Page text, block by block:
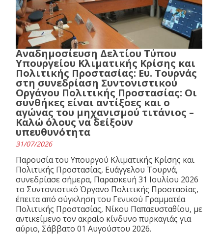
Αναδημοσίευση Δελτίου Τύπου
Υπουργείου Κλιματικής Κρίσης και
Πολιτικής Προστασίας: Ευ. Τουρνάς
στη συνεδρίαση Συντονιστικού
Οργάνου Πολιτικής Προστασίας: Οι
συνθήκες είναι αντίξοες και ο
αγώνας του μηχανισμού τιτάνιος –
Καλώ όλους να δείξουν
υπευθυνότητα
31/07/2026
Παρουσία του Υπουργού Κλιματικής Κρίσης και
Πολιτικής Προστασίας, Ευάγγελου Τουρνά,
συνεδρίασε σήμερα, Παρασκευή 31 Ιουλίου 2026
το Συντονιστικό Όργανο Πολιτικής Προστασίας,
έπειτα από σύγκληση του Γενικού Γραμματέα
Πολιτικής Προστασίας, Νίκου Παπαευσταθίου, με
αντικείμενο τον ακραίο κίνδυνο πυρκαγιάς για
αύριο, Σάββατο 01 Αυγούστου 2026.